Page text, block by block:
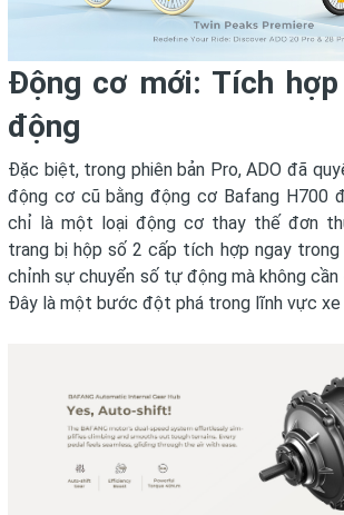
Động cơ mới: Tích
động
Đặc biệt, trong phiên bản Pro, ADO đã
động cơ cũ bằng động cơ Bafang H700
chỉ là một loại động cơ thay thế đơn
trang bị hộp số 2 cấp tích hợp ngay
chỉnh sự chuyển số tự động mà không cần
Đây là một bước đột phá trong lĩnh vực xe